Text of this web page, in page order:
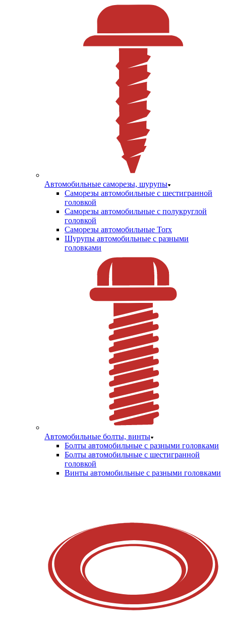
Автомобильные саморезы, шурупы
Саморезы автомобильные с шестигранной
головкой
Саморезы автомобильные с полукруглой
головкой
Саморезы автомобильные Torx
Шурупы автомобильные с разными
головками
Автомобильные болты, винты
Болты автомобильные с разными головками
Болты автомобильные с шестигранной
головкой
Винты автомобильные с разными головками